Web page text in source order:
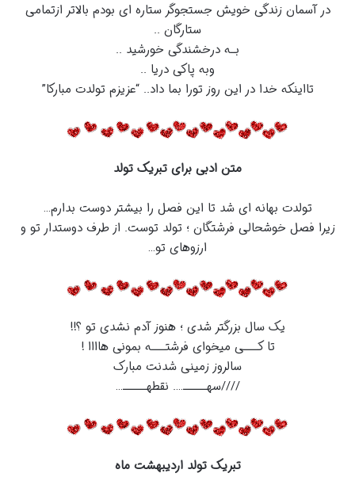
در آسمان زندگی خویش جستجوگر ستاره ای بودم بالاتر ازتمامی
ستارگان ..
بـه درخشندگی خورشید ..
وبه پاکی دریا ..
تااینکه خدا در این روز تورا بما داد.. “عزیزم تولدت مبارکا”
متن ادبی برای تبریک تولد
تولدت بهانه ای شد تا این فصل را بیشتر دوست بدارم…
زیرا فصل خوشحالی فرشتگان ؛ تولد توست. از طرف دوستدار تو و
ارزوهای تو…
یک سال بزرگتر شدی ؛ هنوز آدم نشدی تو ؟!!
تا کـــی میخوای فرشتـــه بمونی هاااا !
سالروز زمینی شدنت مبارک
////سهـــــ…. نقطهـــــ…
تبریک تولد اردیبهشت ماه